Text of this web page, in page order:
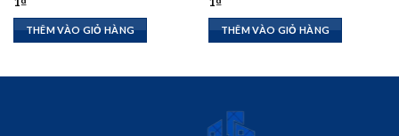
THÊM VÀO GIỎ HÀNG THÊM VÀO GIỎ HÀNG